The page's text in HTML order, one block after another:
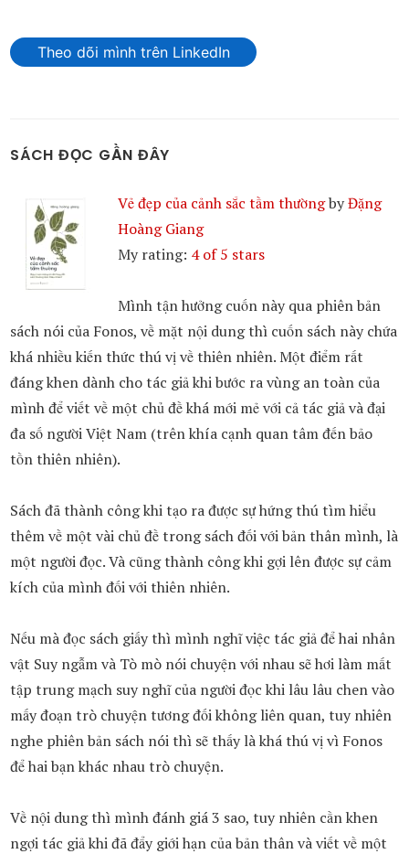
Theo dõi mình trên LinkedIn
SÁCH ĐỌC GẦN ĐÂY
Vẻ đẹp của cảnh sắc tầm thườngbyĐặng
Hoàng Giang
My rating: 4 of 5 stars
Mình tận hưởng cuốn này qua phiên bản
sách nói của Fonos, về mặt nội dung thì cuốn sách này chứa
khá nhiều kiến thức thú vị về thiên nhiên. Một điểm rất
đáng khen dành cho tác giả khi bước ra vùng an toàn của
mình để viết về một chủ đề khá mới mẻ với cả tác giả và đại
đa số người Việt Nam (trên khía cạnh quan tâm đến bảo
tồn thiên nhiên).
Sách đã thành công khi tạo ra được sự hứng thú tìm hiểu
thêm về một vài chủ đề trong sách đối với bản thân mình, là
một người đọc. Và cũng thành công khi gợi lên được sự cảm
kích của mình đối với thiên nhiên.
Nếu mà đọc sách giấy thì mình nghĩ việc tác giả để hai nhân
vật Suy ngẫm và Tò mò nói chuyện với nhau sẽ hơi làm mất
tập trung mạch suy nghĩ của người đọc khi lâu lâu chen vào
mấy đoạn trò chuyện tương đối không liên quan, tuy nhiên
nghe phiên bản sách nói thì sẽ thấy là khá thú vị vì Fonos
để hai bạn khác nhau trò chuyện.
Về nội dung thì mình đánh giá 3 sao, tuy nhiên cần khen
ngợi tác giả khi đã đẩy giới hạn của bản thân và viết về một